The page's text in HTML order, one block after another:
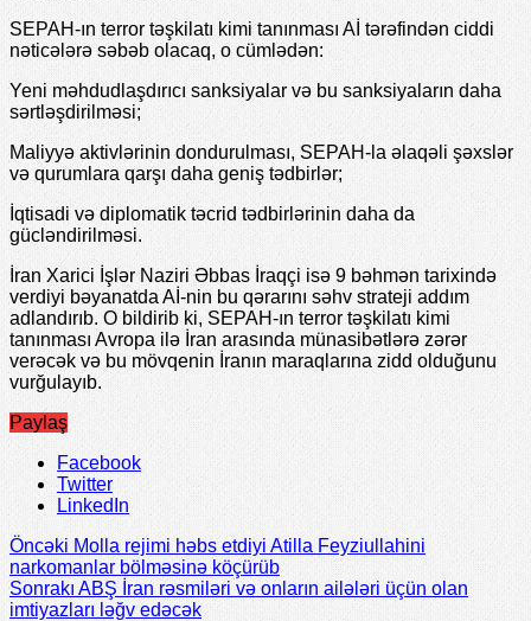
SEPAH-ın terror təşkilatı kimi tanınması Aİ tərəfindən ciddi
nəticələrə səbəb olacaq, o cümlədən:
Yeni məhdudlaşdırıcı sanksiyalar və bu sanksiyaların daha
sərtləşdirilməsi;
Maliyyə aktivlərinin dondurulması, SEPAH-la əlaqəli şəxslər
və qurumlara qarşı daha geniş tədbirlər;
İqtisadi və diplomatik təcrid tədbirlərinin daha da
gücləndirilməsi.
İran Xarici İşlər Naziri Əbbas İraqçi isə 9 bəhmən tarixində
verdiyi bəyanatda Aİ-nin bu qərarını səhv strateji addım
adlandırıb. O bildirib ki, SEPAH-ın terror təşkilatı kimi
tanınması Avropa ilə İran arasında münasibətlərə zərər
verəcək və bu mövqenin İranın maraqlarına zidd olduğunu
vurğulayıb.
Paylaş
Facebook
Twitter
LinkedIn
Öncəki Molla rejimi həbs etdiyi Atilla Feyziullahini
narkomanlar bölməsinə köçürüb
Sonrakı ABŞ İran rəsmiləri və onların ailələri üçün olan
imtiyazları ləğv edəcək